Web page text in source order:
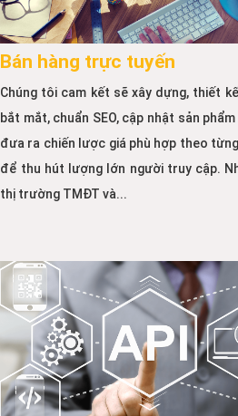
Bán hàng trực tuyến
Chúng tôi cam kết sẽ xây dựng, thiết
bắt mắt, chuẩn SEO, cập nhật sản
đưa ra chiến lược giá phù hợp theo
để thu hút lượng lớn người truy cập.
thị trường TMĐT và...